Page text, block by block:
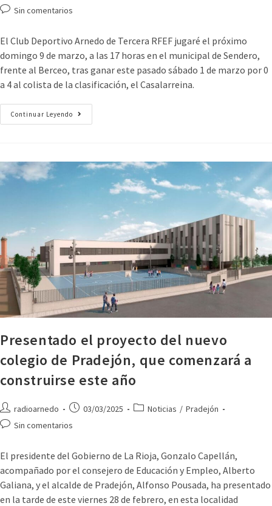
Sin comentarios
El Club Deportivo Arnedo de Tercera RFEF jugaré el próximo
domingo 9 de marzo, a las 17 horas en el municipal de Sendero,
frente al Berceo, tras ganar este pasado sábado 1 de marzo por 0
a 4 al colista de la clasificación, el Casalarreina.
Continuar Leyendo
Presentado el proyecto del nuevo
colegio de Pradejón, que comenzará a
construirse este año
radioarnedo 03/03/2025 Noticias / Pradejón
Sin comentarios
El presidente del Gobierno de La Rioja, Gonzalo Capellán,
acompañado por el consejero de Educación y Empleo, Alberto
Galiana, y el alcalde de Pradejón, Alfonso Pousada, ha presentado
en la tarde de este viernes 28 de febrero, en esta localidad